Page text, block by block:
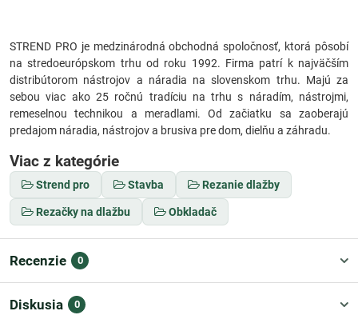
STREND PRO je medzinárodná obchodná spoločnosť, ktorá pôsobí
na stredoeurópskom trhu od roku 1992. Firma patrí k najväčším
distribútorom nástrojov a náradia na slovenskom trhu. Majú za
sebou viac ako 25 ročnú tradíciu na trhu s náradím, nástrojmi,
remeselnou technikou a meradlami. Od začiatku sa zaoberajú
predajom náradia, nástrojov a brusiva pre dom, dielňu a záhradu.
Viac z kategórie
Strend pro Stavba Rezanie dlažby
Rezačky na dlažbu Obkladač
Recenzie 0
Diskusia 0